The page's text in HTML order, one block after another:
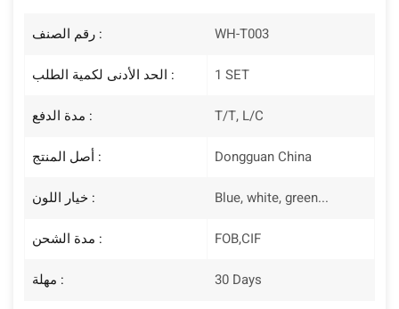
رقم الصنف : WH-T003
الحد الأدنى لكمية الطلب : 1 SET
مدة الدفع : T/T, L/C
أصل المنتج : Dongguan China
خيار اللون : Blue, white, green...
مدة الشحن : FOB,CIF
مهلة : 30 Days